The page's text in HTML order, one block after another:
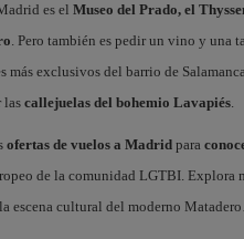
es el Museo del Prado, el
. Pero también es pedir un vino y una
más exclusivos del barrio de
las callejuelas del bohemio Lavapiés.
ofertas de vuelos a Madridpara
de la comunidad LGTBI. Explora
escena cultural del moderno